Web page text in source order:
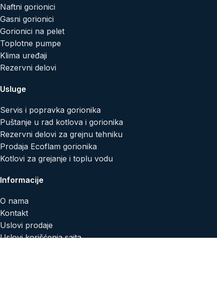
Naftni gorionici
Gasni gorionici
Gorionici na pelet
Toplotne pumpe
Klima uređaji
Rezervni delovi
Usluge
Servis i popravka gorionika
Puštanje u rad kotlova i gorionika
Rezervni delovi za grejnu tehniku
Prodaja Ecoflam gorionika
Kotlovi za grejanje i toplu vodu
Informacije
O nama
Kontakt
Uslovi prodaje
Uslovi korišćenja sajta